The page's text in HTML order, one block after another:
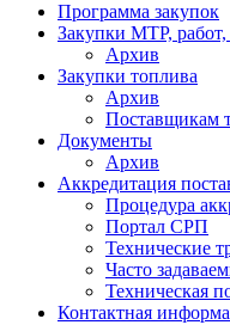
Программа закупок
Закупки МТР, работ,
Архив
Закупки топлива
Архив
Поставщикам
Документы
Архив
Аккредитация
Процедура
Портал СРП
Технические
Часто
Техническая
Контактная